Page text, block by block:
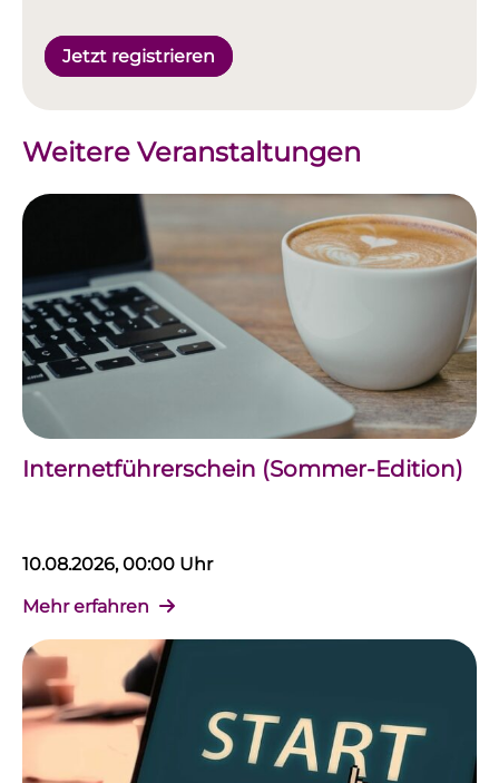
Jetzt registrieren
Weitere Veranstaltungen
Internetführerschein (Sommer-Edition)
10.08.2026, 00:00 Uhr
Mehr erfahren